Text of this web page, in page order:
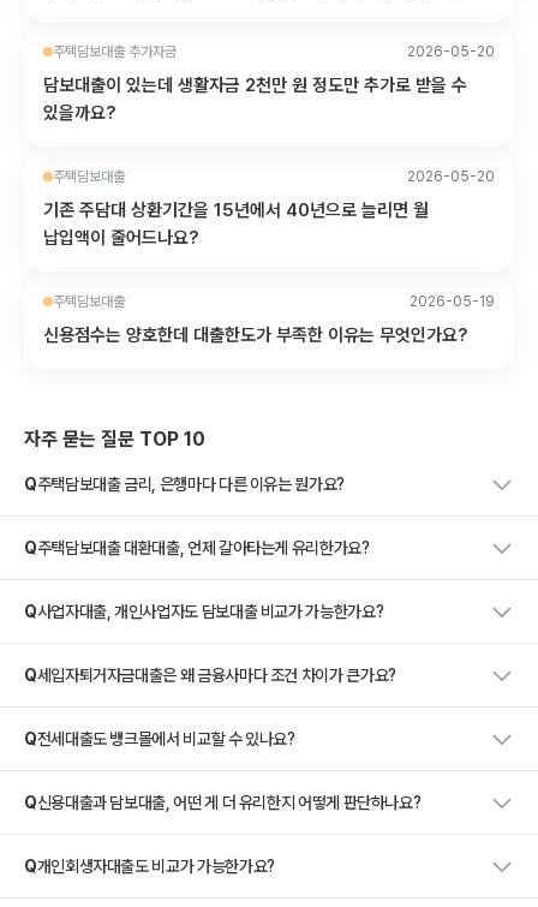
주택담보대출 추가자금 2026-05-20
담보대출이 있는데 생활자금 2천만 원 정도만 추가로 받을 수
있을까요?
주택담보대출 2026-05-20
기존 주담대 상환기간을 15년에서 40년으로 늘리면 월
납입액이 줄어드나요?
주택담보대출 2026-05-19
신용점수는 양호한데 대출한도가 부족한 이유는 무엇인가요?
자주 묻는 질문 TOP 10
Q주택담보대출 금리, 은행마다 다른 이유는 뭔가요?
Q주택담보대출 대환대출, 언제 갈아타는게 유리한가요?
Q사업자대출, 개인사업자도 담보대출 비교가 가능한가요?
Q세입자퇴거자금대출은 왜 금융사마다 조건 차이가 큰가요?
Q전세대출도 뱅크몰에서 비교할 수 있나요?
Q신용대출과 담보대출, 어떤 게 더 유리한지 어떻게 판단하나요?
Q개인회생자대출도 비교가 가능한가요?